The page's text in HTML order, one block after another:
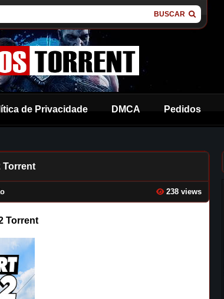
BUSCAR
de Privacidade DMCA Pedidos
Torrent
238 views
Torrent